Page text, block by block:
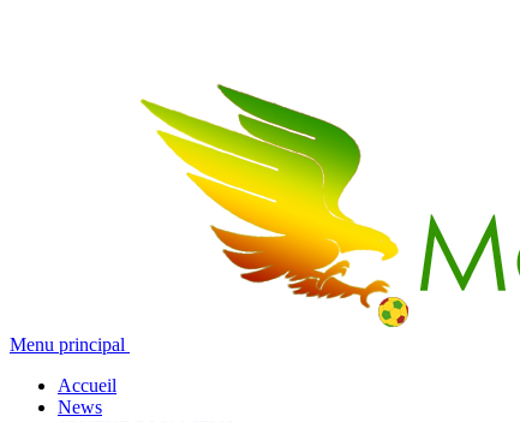
Menu principal
Accueil
News